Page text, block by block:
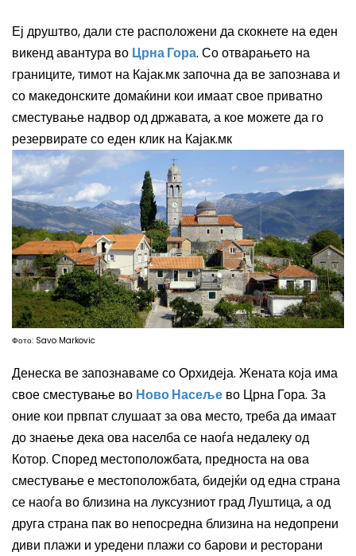
Еј друштво, дали сте расположени да скокнете на еден
викенд авантура во Црна Гора. Со отварањето на
границите, тимот на Кајак.мк започна да ве запознава и
со македонските домаќини кои имаат свое приватно
сместување надвор од државата, а кое можете да го
резервирате со еден клик на Кајак.мк
Фото: Savo Markovic
Денеска ве запознаваме со Орхидеја. Жената која има
свое сместување во Ново Насеље во Црна Гора. За
оние кои првпат слушаат за ова место, треба да имаат
до знаење дека ова населба се наоѓа недалеку од
Котор. Според местоположбата, предноста на ова
сместување е местоположбата, бидејќи од една страна
се наоѓа во близина на луксузниот град Луштица, а од
друга страна пак во непосредна близина на недопрени
диви плажи и уредени плажи со барови и ресторани